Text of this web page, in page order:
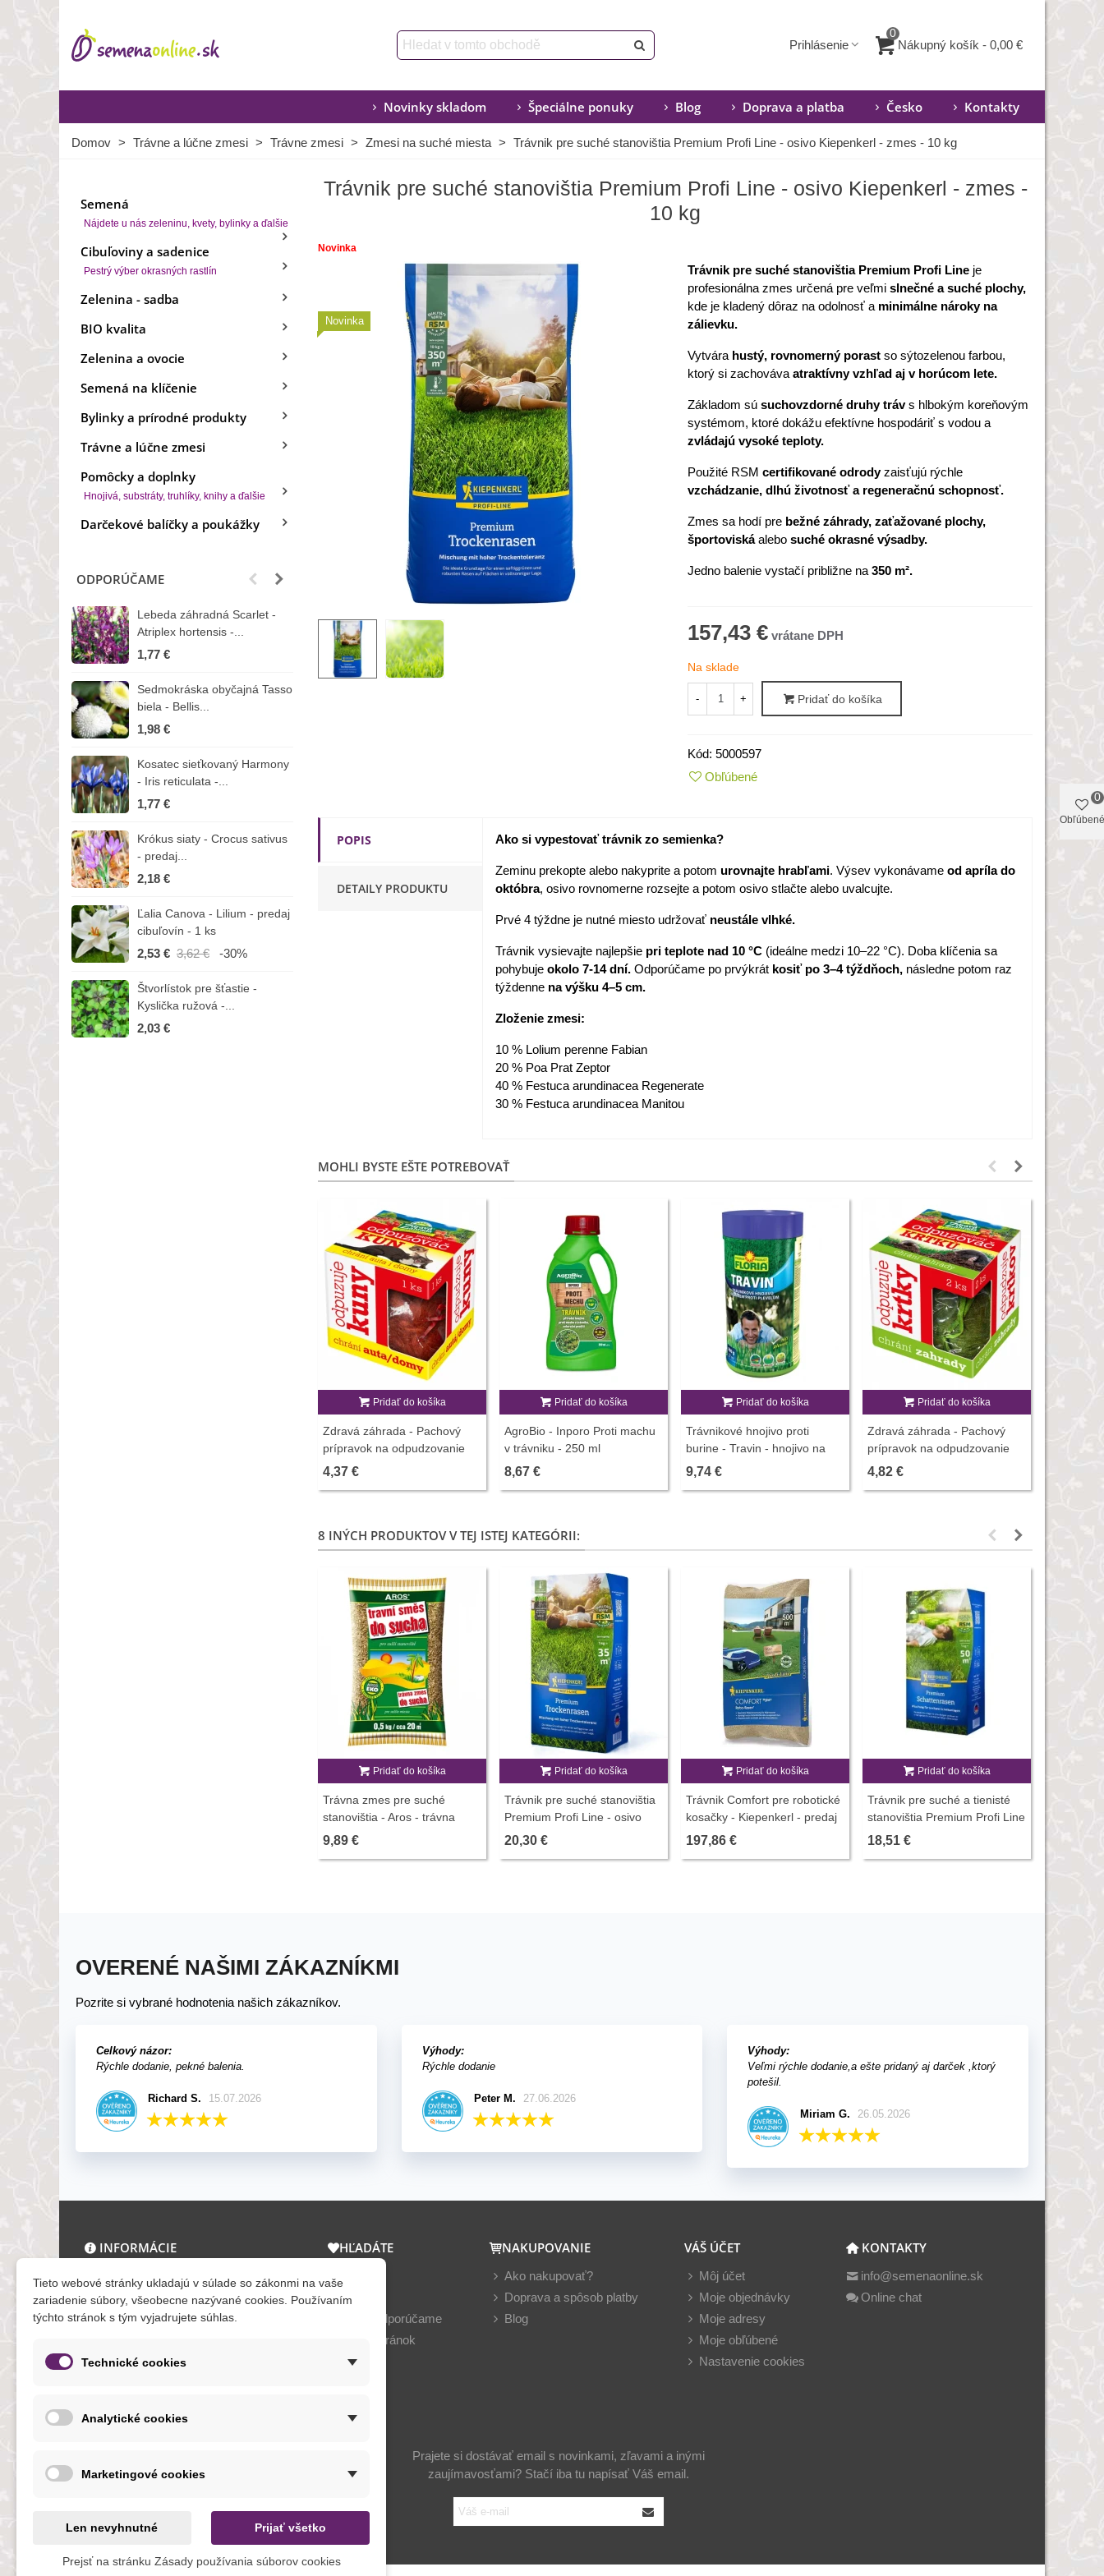
Prihlásenie
0
Nákupný košík - 0,00 €
Novinky skladom Špeciálne ponuky Blog Doprava a platba Česko Kontakty
Domov > Trávne a lúčne zmesi > Trávne zmesi > Zmesi na suché miesta > Trávnik pre suché stanovištia Premium Profi Line - osivo Kiepenkerl - zmes - 10 kg
Semená
Nájdete u nás zeleninu, kvety, bylinky a ďalšie
Cibuľoviny a sadenice
Pestrý výber okrasných rastlín
Zelenina - sadba
BIO kvalita
Zelenina a ovocie
Semená na klíčenie
Bylinky a prírodné produkty
Trávne a lúčne zmesi
Pomôcky a doplnky
Hnojivá, substráty, truhlíky, knihy a ďalšie
Darčekové balíčky a poukážky
ODPORÚČAME
Lebeda záhradná Scarlet -
Atriplex hortensis -...
1,77 €
Sedmokráska obyčajná Tasso
biela - Bellis...
1,98 €
Kosatec sieťkovaný Harmony
- Iris reticulata -...
1,77 €
Krókus siaty - Crocus sativus
- predaj...
2,18 €
Ľalia Canova - Lilium - predaj
cibuľovín - 1 ks
2,53 € 3,62 € -30%
Štvorlístok pre šťastie -
Kyslička ružová -...
2,03 €
oleracea var....
3,55 €
Čakanka Virtus F1 -
Iskerník plnokvetý modrý -
Trávnik pre suché stanovištia Premium Profi Line - osivo Kiepenkerl - zmes -
10 kg
Novinka
Novinka
Trávnik pre suché stanovištia Premium Profi Line je
profesionálna zmes určená pre veľmi slnečné a suché plochy,
kde je kladený dôraz na odolnosť a minimálne nároky na
zálievku.
Vytvára hustý, rovnomerný porast so sýtozelenou farbou,
ktorý si zachováva atraktívny vzhľad aj v horúcom lete.
Základom sú suchovzdorné druhy trávs hlbokým koreňovým
systémom, ktoré dokážu efektívne hospodáriť s vodou a
zvládajú vysoké teploty.
Použité RSM certifikované odrodyzaisťujú rýchle
vzchádzanie, dlhú životnosť a regeneračnú schopnosť.
Zmes sa hodí pre bežné záhrady, zaťažované plochy,
športoviskáalebo suché okrasné výsadby.
Jedno balenie vystačí približne na 350 m².
157,43 €
Na sklade
- + Pridať do košíka
Kód: 5000597
Obľúbené
POPIS
DETAILY PRODUKTU
Ako si vypestovať trávnik zo semienka?
Zeminu prekopte alebo nakyprite a potom urovnajte hrabľami. Výsev vykonávame od apríla do
októbra, osivo rovnomerne rozsejte a potom osivo stlačte alebo uvalcujte.
Prvé 4 týždne je nutné miesto udržovať neustále vlhké.
Trávnik vysievajte najlepšie pri teplote nad 10 °C (ideálne medzi 10–22 °C). Doba klíčenia sa
pohybuje okolo 7-14 dní. Odporúčame po prvýkrát kosiť po 3–4 týždňoch, následne potom raz
týždenne na výšku 4–5 cm.
Zloženie zmesi:
10 % Lolium perenne Fabian
20 % Poa Prat Zeptor
40 % Festuca arundinacea Regenerate
30 % Festuca arundinacea Manitou
MOHLI BYSTE EŠTE POTREBOVAŤ
Pridať do košíka
Zdravá záhrada - Pachový
prípravok na odpudzovanie
kún - 1 ks
4,37 €
Pridať do košíka
AgroBio - Inporo Proti machu
v trávniku - 250 ml
8,67 €
Pridať do košíka
Trávnikové hnojivo proti
burine - Travin - hnojivo na
trávniky - 800 g
9,74 €
Pridať do košíka
Zdravá záhrada - Pachový
prípravok na odpudzovanie
krtkov - 2 ks
4,82 € 12,68 €
8 INÝCH PRODUKTOV V TEJ ISTEJ KATEGÓRII:
Pridať do košíka
Trávna zmes pre suché
stanovištia - Aros - trávna
zmes - 500 g
9,89 €
Pridať do košíka
Trávnik pre suché stanovištia
Premium Profi Line - osivo
Kiepenkerl - zmes - 1 kg
20,30 €
Pridať do košíka
Trávnik Comfort pre robotické
kosačky - Kiepenkerl - predaj
semien - 10 kg
197,86 €
Pridať do košíka
Trávnik pre suché a tienisté
stanovištia Premium Profi Line
- osivo Kiepenkerl - zmes -
18,51 €
OVERENÉ NAŠIMI ZÁKAZNÍKMI
Pozrite si vybrané hodnotenia našich zákazníkov.
Celkový názor:
Rýchle dodanie, pekné balenia.
Richard S. 15.07.2026
Výhody:
Rýchle dodanie
Peter M. 27.06.2026
Výhody:
Veľmi rýchle dodanie,a ešte pridaný aj darček ,ktorý
potešil.
Miriam G. 26.05.2026
INFORMÁCIE
O nás a kontakt
Obchodné podmienky
Ochrana osobných údajov
Formuláre
HĽADÁTE
Novinky
Teraz odporúčame
Mapa stránok
NAKUPOVANIE
Ako nakupovať?
Doprava a spôsob platby
Blog
VÁŠ ÚČET
Môj účet
Moje objednávky
Moje adresy
Moje obľúbené
Nastavenie cookies
KONTAKTY
info@semenaonline.sk
Online chat
NOVINKY
Prajete si dostávať email s novinkami, zľavami a inými
zaujímavosťami? Stačí iba tu napísať Váš email.
Obľúbené
0
Tieto webové stránky ukladajú v súlade so zákonmi na vaše
zariadenie súbory, všeobecne nazývané cookies. Používaním
týchto stránok s tým vyjadrujete súhlas.
Technické cookies
Analytické cookies
Marketingové cookies
Len nevyhnutné Prijať všetko
Prejsť na stránku Zásady používania súborov cookies